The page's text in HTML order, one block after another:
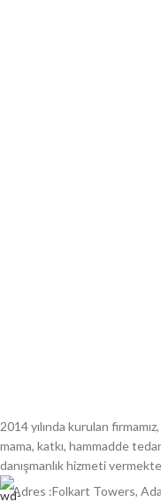
2014 yılında kurulan
mama, katkı, hammadde
danışmanlık hizmeti
Adres :Folkart Towers,